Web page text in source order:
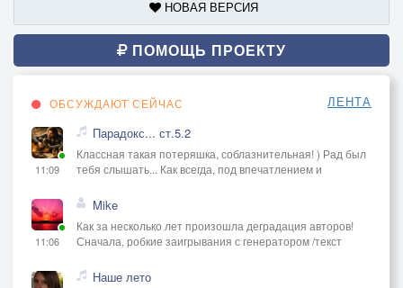
НОВАЯ ВЕРСИЯ
ПОМОЩЬ ПРОЕКТУ
ОБСУЖДАЮТ СЕЙЧАС ЛЕНТА
11:09
Парадокс... ст.5.2
Классная такая потеряшка, соблазнительная! ) Рад был
тебя слышать... Как всегда, под впечатлением и
11:06
Mike
Как за несколько лет произошла деградация авторов!
Сначала, робкие заигрывания с генератором /текст
Наше лето